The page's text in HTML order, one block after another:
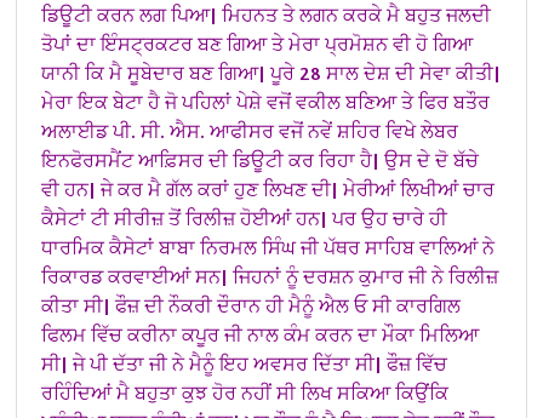
ਡਿਊਟੀ ਕਰਨ ਲਗ ਪਿਆ| ਮਿਹਨਤ ਤੇ ਲਗਨ ਕਰਕੇ ਮੈ ਬਹੁਤ ਜਲਦੀ
ਤੋਪਾਂ ਦਾ ਇੰਸਟ੍ਰਕਟਰ ਬਣ ਗਿਆ ਤੇ ਮੇਰਾ ਪ੍ਰਮੋਸ਼ਨ ਵੀ ਹੋ ਗਿਆ
ਯਾਨੀ ਕਿ ਮੈ ਸੂਬੇਦਾਰ ਬਣ ਗਿਆ| ਪੂਰੇ 28 ਸਾਲ ਦੇਸ਼ ਦੀ ਸੇਵਾ ਕੀਤੀ|
ਮੇਰਾ ਇਕ ਬੇਟਾ ਹੈ ਜੋ ਪਹਿਲਾਂ ਪੇਸ਼ੇ ਵਜੋਂ ਵਕੀਲ ਬਣਿਆ ਤੇ ਫਿਰ ਬਤੌਰ
ਅਲਾਈਡ ਪੀ. ਸੀ. ਐਸ. ਆਫੀਸਰ ਵਜੋਂ ਨਵੇਂ ਸ਼ਹਿਰ ਵਿਖੇ ਲੇਬਰ
ਇਨਫੋਰਸਮੈਂਟ ਆਫ਼ਿਸਰ ਦੀ ਡਿਊਟੀ ਕਰ ਰਿਹਾ ਹੈ| ਉਸ ਦੇ ਦੋ ਬੱਚੇ
ਵੀ ਹਨ| ਜੇ ਕਰ ਮੈ ਗੱਲ ਕਰਾਂ ਹੁਣ ਲਿਖਣ ਦੀ| ਮੇਰੀਆਂ ਲਿਖੀਆਂ ਚਾਰ
ਕੈਸੇਟਾਂ ਟੀ ਸੀਰੀਜ਼ ਤੋਂ ਰਿਲੀਜ਼ ਹੋਈਆਂ ਹਨ| ਪਰ ਉਹ ਚਾਰੇ ਹੀ
ਧਾਰਮਿਕ ਕੈਸੇਟਾਂ ਬਾਬਾ ਨਿਰਮਲ ਸਿੰਘ ਜੀ ਪੱਥਰ ਸਾਹਿਬ ਵਾਲਿਆਂ ਨੇ
ਰਿਕਾਰਡ ਕਰਵਾਈਆਂ ਸਨ| ਜਿਹਨਾਂ ਨੂੰ ਦਰਸ਼ਨ ਕੁਮਾਰ ਜੀ ਨੇ ਰਿਲੀਜ਼
ਕੀਤਾ ਸੀ| ਫੌਜ਼ ਦੀ ਨੌਕਰੀ ਦੌਰਾਨ ਹੀ ਮੈਨੂੰ ਐਲ ਓ ਸੀ ਕਾਰਗਿਲ
ਫਿਲਮ ਵਿੱਚ ਕਰੀਨਾ ਕਪੂਰ ਜੀ ਨਾਲ ਕੰਮ ਕਰਨ ਦਾ ਮੌਕਾ ਮਿਲਿਆ
ਸੀ| ਜੇ ਪੀ ਦੱਤਾ ਜੀ ਨੇ ਮੈਨੂੰ ਇਹ ਅਵਸਰ ਦਿੱਤਾ ਸੀ| ਫੌਜ਼ ਵਿੱਚ
ਰਹਿੰਦਿਆਂ ਮੈ ਬਹੁਤਾ ਕੁਝ ਹੋਰ ਨਹੀਂ ਸੀ ਲਿਖ ਸਕਿਆ ਕਿਉਂਕਿ